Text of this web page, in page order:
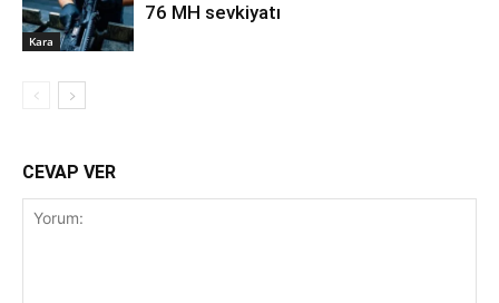
Kara
76 MH sevkiyatı
CEVAP VER